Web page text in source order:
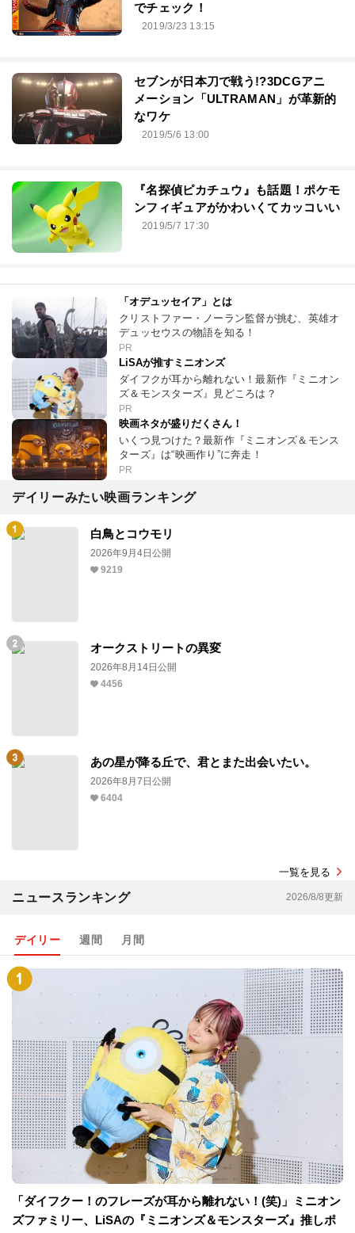
でチェック！
2019/3/23 13:15
セブンが日本刀で戦う!?3DCGアニ
メーション「ULTRAMAN」が革新的
なワケ
2019/5/6 13:00
『名探偵ピカチュウ』も話題！ポケモ
ンフィギュアがかわいくてカッコいい
2019/5/7 17:30
「オデュッセイア」とは
クリストファー・ノーラン監督が挑む、英雄オ
デュッセウスの物語を知る！
PR
LiSAが推すミニオンズ
ダイフクが耳から離れない！最新作『ミニオン
ズ＆モンスターズ』見どころは？
PR
映画ネタが盛りだくさん！
いくつ見つけた？最新作『ミニオンズ＆モンス
ターズ』は“映画作り”に奔走！
PR
デイリーみたい映画ランキング
白鳥とコウモリ
2026年9月4日公開
9219
オークストリートの異変
2026年8月14日公開
4456
あの星が降る丘で、君とまた出会いたい。
2026年8月7日公開
6404
一覧を見る
ニュースランキング 2026/8/8更新
デイリー 週間 月間
「ダイフクー！のフレーズが耳から離れない！(笑)」ミニオン
ズファミリー、LiSAの『ミニオンズ＆モンスターズ』推しポ